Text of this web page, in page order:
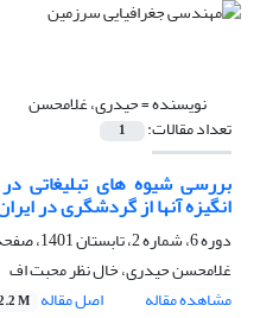
نویسنده =حیدری، غلامحسن
تعداد مقالات: 1
بررسی شیوه های تبلیغاتی
انگیزه آنها از گردشگری در
دوره 6، شماره 2، تابستان 1401، صفحه
غلامحسن حیدری، خال نظر محبت اف
مشاهده مقاله
اصل مقاله M